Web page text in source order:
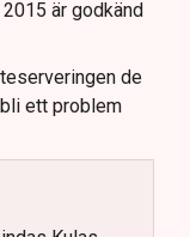
är godkänd
de
ett problem